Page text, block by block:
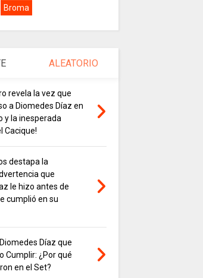
Broma
ALEATORIO
revela la vez que
a Diomedes Díaz en
y la inesperada
Cacique!
destapa la
que
le hizo antes de
cumplió en su
Díaz que
Cumplir: ¿Por qué
en el Set?